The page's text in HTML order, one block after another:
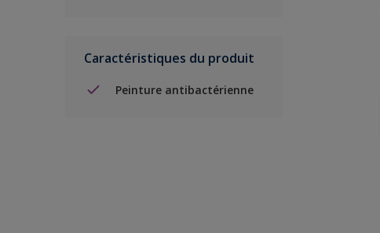
Caractéristiques du produit
Peinture antibactérienne